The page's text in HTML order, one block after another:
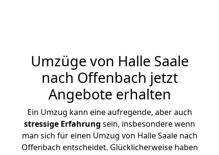
Umzüge von Halle Saale
nach Offenbach jetzt
Angebote erhalten
Ein Umzug kann eine aufregende, aber auch
stressige Erfahrung sein, insbesondere wenn
man sich für einen Umzug von Halle Saale nach
Offenbach entscheidet. Glücklicherweise haben